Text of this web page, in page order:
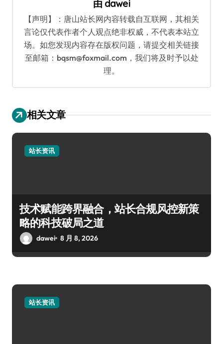
由 dawei
【声明】：唐山站长网内容转载自互联网，其相关
言论仅代表作者个人观点绝非权威，不代表本站立
场。如您发现内容存在版权问题，请提交相关链接
至邮箱：bqsm@foxmail.com，我们将及时予以处
理。
相关文章
站长资讯
技术赋能跨界融合，站长合规风控新策
略的科技破局之道
dawei 8 月 8, 2026
站长资讯